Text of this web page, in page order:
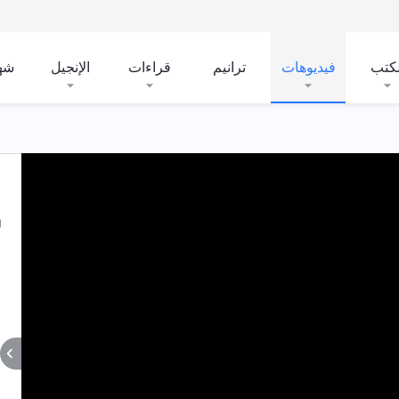
فيديوهات ترانيم قراءات الإنجيل